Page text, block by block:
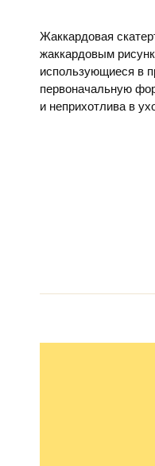
Жаккардовая
жаккардовым
использующиеся в
первоначальную
и неприхотлива в